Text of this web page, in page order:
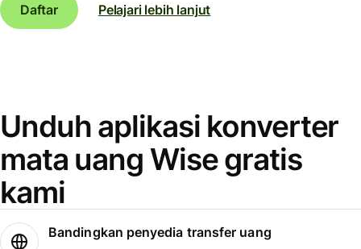
Daftar
Pelajari lebih lanjut
Unduh aplikasi konverter
mata uang Wise gratis
kami
Bandingkan penyedia transfer uang